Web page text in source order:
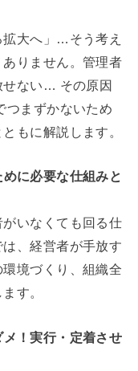
拡大へ」…そう考え
りません。管理者
せない… その原因
つまずかないため
もに解説します。
に必要な仕組みと
いなくても回る仕
、経営者が手放す
境づくり、組織全
す。
！実行・定着させ